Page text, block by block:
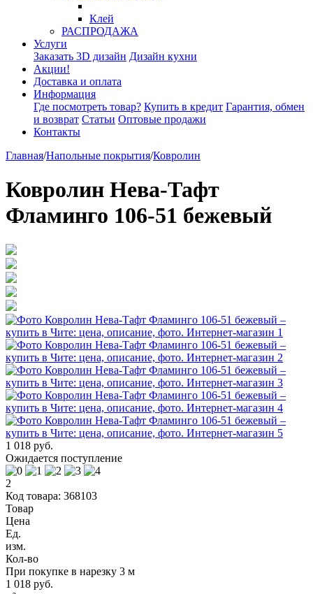
Клей
РАСПРОДАЖА
Услуги
Заказать 3D дизайн Дизайн кухни
Акции!
Доставка и оплата
Информация
Где посмотреть товар? Купить в кредит Гарантия, обмен
и возврат Статьи Оптовые продажи
Контакты
Главная/Напольные покрытия/Ковролин
Ковролин Нева-Тафт
Фламинго 106-51 бежевый
1 018 руб.
Ожидается поступление
2
Код товара: 368103
Товар
Цена
Ед.
изм.
Кол-во
При покупке в нарезку 3 м
1 018 руб.